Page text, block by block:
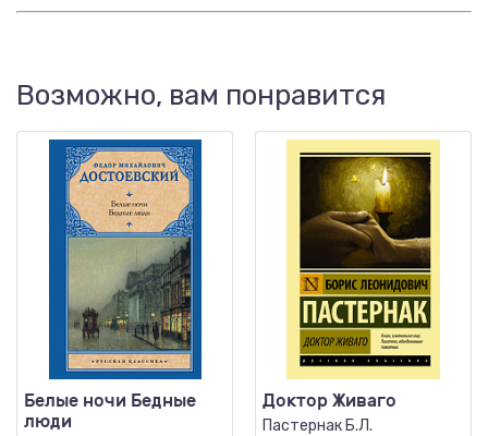
Возможно, вам понравится
Белые ночи Бедные
люди
Доктор Живаго
Пастернак Б.Л.